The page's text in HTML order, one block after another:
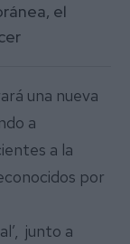
el
una nueva
a
a la
por
junto a